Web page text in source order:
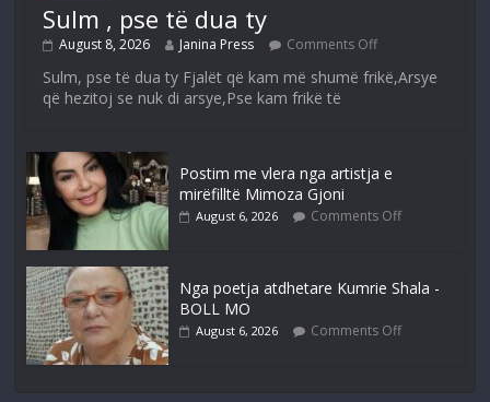
Sulm , pse të dua ty
August 8, 2026 Janina Press Comments Off
Sulm, pse të dua ty Fjalët që kam më shumë frikë,Arsye
që hezitoj se nuk di arsye,Pse kam frikë të
Postim me vlera nga artistja e
mirëfilltë Mimoza Gjoni
August 6, 2026 Comments Off
Nga poetja atdhetare Kumrie Shala -
BOLL MO
August 6, 2026 Comments Off